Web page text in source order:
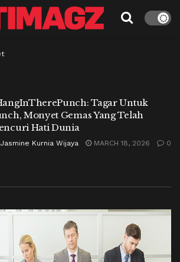
Tagar Untuk
Monyet Gemas Yang Telah
Hati Dunia
Jasmine Kurnia Wijaya MARCH 18, 2026 0